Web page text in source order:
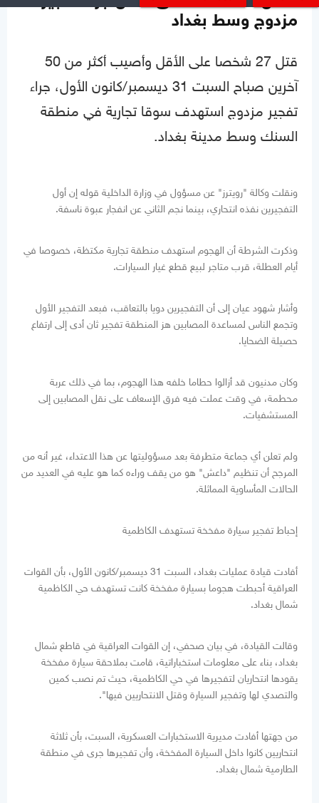
مزدوج وسط بغداد
قتل 27 شخصا على الأقل وأصيب أكثر من 50
آخرين صباح السبت 31 ديسمبر/كانون الأول، جراء
تفجير مزدوج استهدف سوقا تجارية في منطقة
السنك وسط مدينة بغداد.
ونقلت وكالة "رويترز" عن مسؤول في وزارة الداخلية قوله إن أول
التفجيرين نفذه انتحاري، بينما نجم الثاني عن انفجار عبوة ناسفة.
وذكرت الشرطة أن الهجوم استهدف منطقة تجارية مكتظة، خصوصا في
أيام العطلة، قرب متاجر لبيع قطع غيار السيارات.
وأشار شهود عيان إلى أن التفجيرين دويا بالتعاقب، فبعد التفجير الأول
وتجمع الناس لمساعدة المصابين هز المنطقة تفجير ثان أدى إلى ارتفاع
حصيلة الضحايا.
وكان مدنيون قد أزالوا حطاما خلفه هذا الهجوم، بما في ذلك عربة
محطمة، في وقت عملت فيه فرق الإسعاف على نقل المصابين إلى
المستشفيات.
ولم تعلن أي جماعة متطرفة بعد مسؤوليتها عن هذا الاعتداء، غير أنه من
المرجح أن تنظيم "داعش" هو من يقف وراءه كما هو عليه في العديد من
الحالات المأساوية المماثلة.
إحباط تفجير سيارة مفخخة تستهدف الكاظمية
أفادت قيادة عمليات بغداد، السبت 31 ديسمبر/كانون الأول، بأن القوات
العراقية أحبطت هجوما بسيارة مفخخة كانت تستهدف حي الكاظمية
شمال بغداد.
وقالت القيادة، في بيان صحفي، إن القوات العراقية في قاطع شمال
بغداد، بناء على معلومات استخباراتية، قامت بملاحقة سيارة مفخخة
يقودها انتحاريان لتفجيرها في حي الكاظمية، حيث تم نصب كمين
والتصدي لها وتفجير السيارة وقتل الانتحاريين فيها".
من جهتها أفادت مديرية الاستخبارات العسكرية، السبت، بأن ثلاثة
انتحاريين كانوا داخل السيارة المفخخة، وأن تفجيرها جرى في منطقة
الطارمية شمال بغداد.